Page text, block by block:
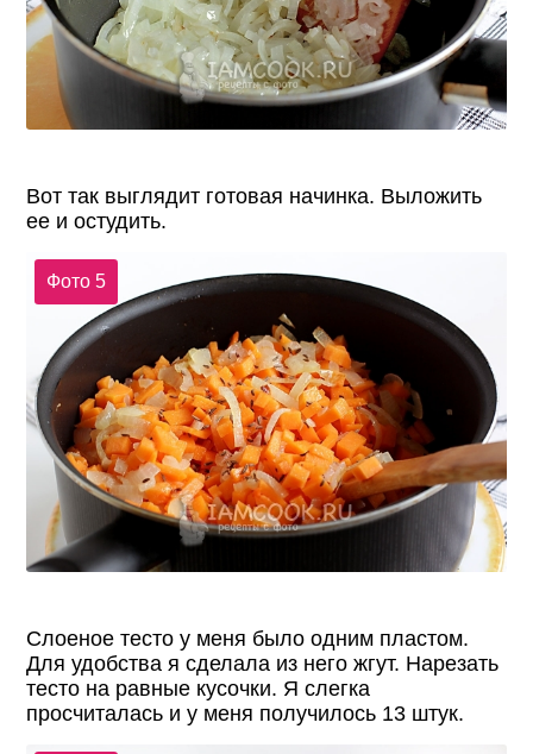
Вот так выглядит готовая начинка. Выложить
ее и остудить.
Фото 5
Слоеное тесто у меня было одним пластом.
Для удобства я сделала из него жгут. Нарезать
тесто на равные кусочки. Я слегка
просчиталась и у меня получилось 13 штук.